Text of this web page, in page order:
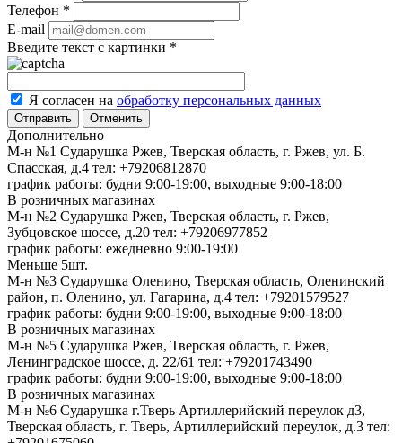
Телефон *
E-mail
Введите текст с картинки *
Я согласен на обработку персональных данных
Отменить
Дополнительно
М-н №1 Сударушка Ржев, Тверская область, г. Ржев, ул. Б.
Спасская, д.4 тел: +79206812870
график работы: будни 9:00-19:00, выходные 9:00-18:00
В розничных магазинах
М-н №2 Cударушка Ржев, Тверская область, г. Ржев,
Зубцовское шоссе, д.20 тел: +79206977852
график работы: ежедневно 9:00-19:00
Меньше 5шт.
М-н №3 Сударушка Оленино, Тверская область, Оленинский
район, п. Оленино, ул. Гагарина, д.4 тел: +79201579527
график работы: будни 9:00-19:00, выходные 9:00-18:00
В розничных магазинах
М-н №5 Сударушка Ржев, Тверская область, г. Ржев,
Ленинградское шоссе, д. 22/61 тел: +79201743490
график работы: будни 9:00-19:00, выходные 9:00-18:00
В розничных магазинах
М-н №6 Сударушка г.Тверь Артиллерийский переулок д3,
Тверская область, г. Тверь, Артиллерийский переулок, д.3 тел: